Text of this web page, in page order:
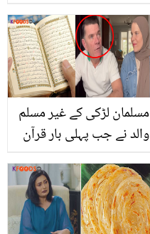
لئے خشخاش کی چائے
بنانے کا زبردست طریقہ
مسلمان لڑکی کے غیر مسلم
والد نے جب پہلی بار قرآن
کیسا رد عمل تھا؟ ویڈیو نے
دل چھو لیے